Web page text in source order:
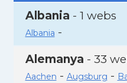
Albania - 1 webs
Albania -
Alemanya - 33
Aachen - Augsburg -